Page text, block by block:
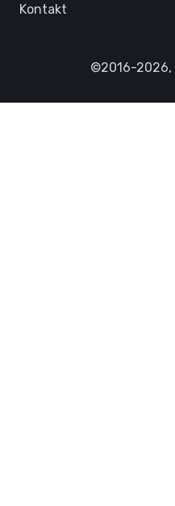
Kontakt
©2016-2026,